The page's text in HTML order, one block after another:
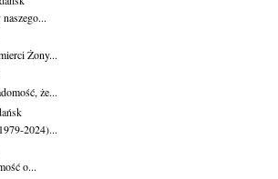
Żony...
że...
2024)...
o...